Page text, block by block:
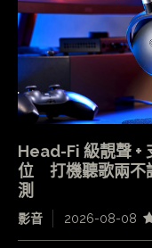
Head-Fi 級靚聲 +
位 打機聽歌兩不
測
影音 2026-08-08